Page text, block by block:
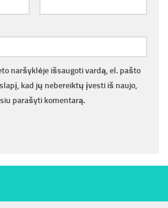
naršyklėje išsaugoti vardą, el. pašto
kad jų nebereiktų įvesti iš naujo,
parašyti komentarą.